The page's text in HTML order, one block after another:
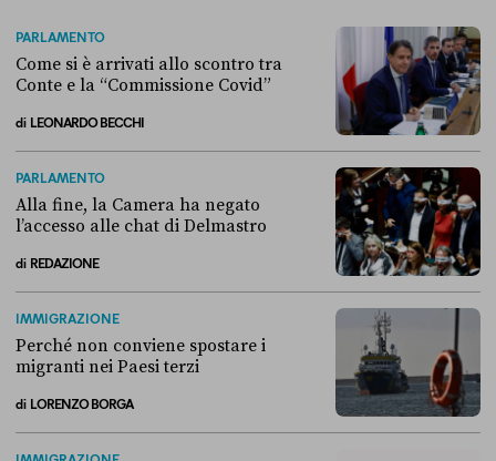
PARLAMENTO
Come si è arrivati allo scontro tra
Conte e la “Commissione Covid”
di LEONARDO BECCHI
PARLAMENTO
Alla fine, la Camera ha negato
l’accesso alle chat di Delmastro
di REDAZIONE
IMMIGRAZIONE
Perché non conviene spostare i
migranti nei Paesi terzi
di LORENZO BORGA